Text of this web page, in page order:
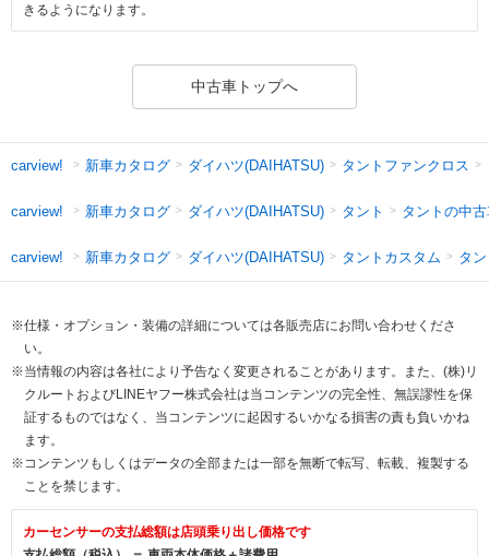
きるようになります。
中古車トップへ
carview! 新車カタログ ダイハツ(DAIHATSU) タントファンクロス
carview! 新車カタログ ダイハツ(DAIHATSU) タント タントの中
carview! 新車カタログ ダイハツ(DAIHATSU) タントカスタム タ
※仕様・オプション・装備の詳細については各販売店にお問い合わせくださ
い。
※当情報の内容は各社により予告なく変更されることがあります。また、(株)リ
クルートおよびLINEヤフー株式会社は当コンテンツの完全性、無誤謬性を保
証するものではなく、当コンテンツに起因するいかなる損害の責も負いかね
ます。
※コンテンツもしくはデータの全部または一部を無断で転写、転載、複製する
ことを禁じます。
カーセンサーの支払総額は店頭乗り出し価格です